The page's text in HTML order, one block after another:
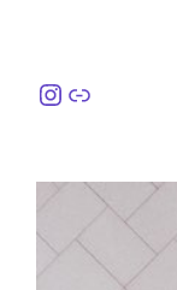
Instagram
링크